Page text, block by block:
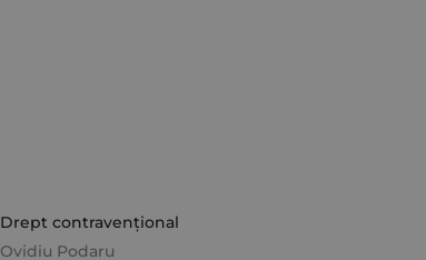
Drept contravențional
Ovidiu Podaru